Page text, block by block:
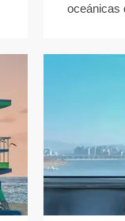
oceánicas